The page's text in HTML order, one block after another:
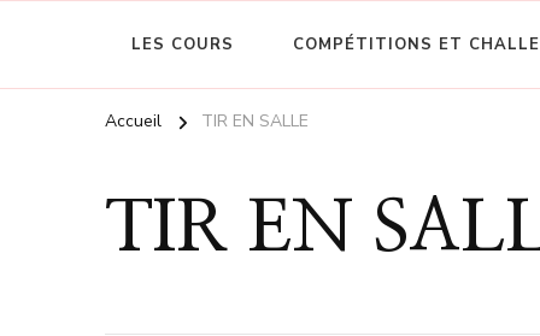
LES COURS COMPÉTITIONS ET
Accueil TIR EN SALLE
TIR EN